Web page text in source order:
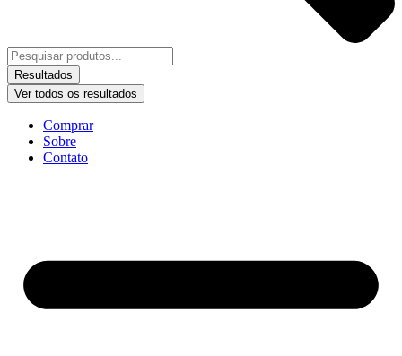
Resultados
Ver todos os resultados
Comprar
Sobre
Contato